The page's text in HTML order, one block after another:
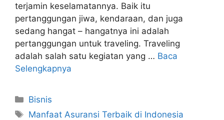
terjamin keselamatannya. Baik itu
pertanggungan jiwa, kendaraan, dan juga
sedang hangat – hangatnya ini adalah
pertanggungan untuk traveling. Traveling
adalah salah satu kegiatan yang … Baca
Selengkapnya
Kategori
Bisnis
Tag
Manfaat Asuransi Terbaik di Indonesia